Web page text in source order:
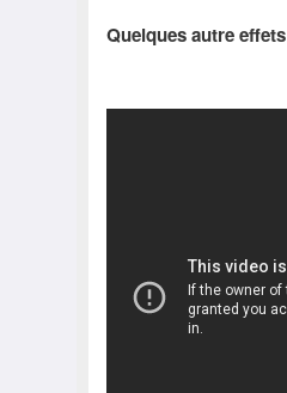
Quelques autre effets